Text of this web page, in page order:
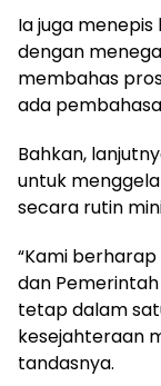
Ia juga
dengan
membahas
ada
Bahkan,
untuk
secara rutin
“Kami
dan
tetap dalam
kesejahteraan
tandasnya.